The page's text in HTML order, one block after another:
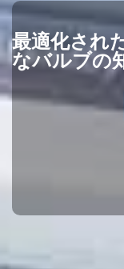
最適化され
なバルブの